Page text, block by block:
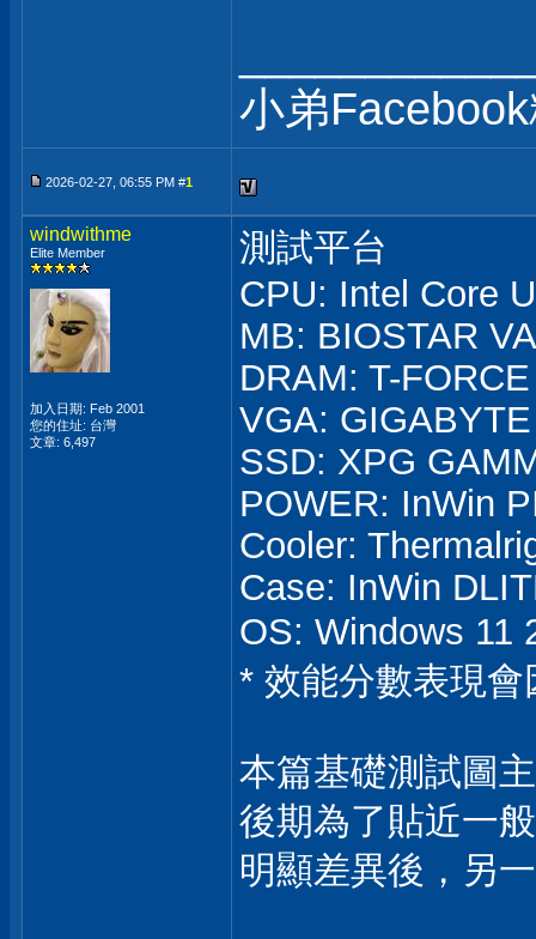
小弟
2026-02-27, 06:55 PM #1
windwithme
Elite Member
加入日期: Feb 2001
您的住址: 台灣
文章: 6,497
測試平台
CPU: Intel Core
MB: BIOSTAR
DRAM: T-
VGA:
SSD: XPG
POWER: InWin
Cooler:
Case: InWin
OS: Windows 11
* 效能分數表現
本篇基礎測試圖
後期為了貼近一
明顯差異後，另